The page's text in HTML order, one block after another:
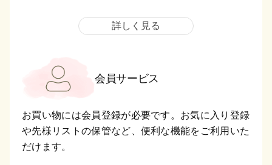
詳しく見る
会員サービス
お買い物には会員登録が必要です。お気に入り登録
や先様リストの保管など、便利な機能をご利用いた
だけます。